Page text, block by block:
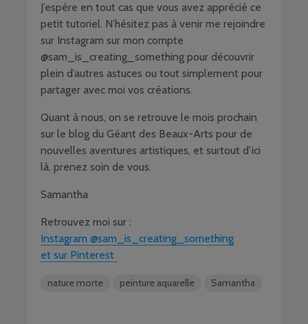
J’espère en tout cas que vous avez apprécié ce
petit tutoriel. N’hésitez pas à venir me rejoindre
sur Instagram sur mon compte
@sam_is_creating_something pour découvrir
plein d’autres astuces ou tout simplement pour
partager avec moi vos créations.
Quant à nous, on se retrouve le mois prochain
sur le blog du Géant des Beaux-Arts pour de
nouvelles aventures artistiques, et surtout d’ici
là, prenez soin de vous.
Samantha
Retrouvez moi sur :
Instagram @sam_is_creating_something
et sur Pinterest
nature morte peinture aquarelle Samantha